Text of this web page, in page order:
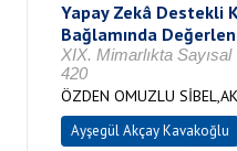
Yapay Zekâ Destekli
Bağlamında
XIX. Mimarlıkta
420
ÖZDEN OMUZLU
Ayşegül Akçay Kavakoğlu